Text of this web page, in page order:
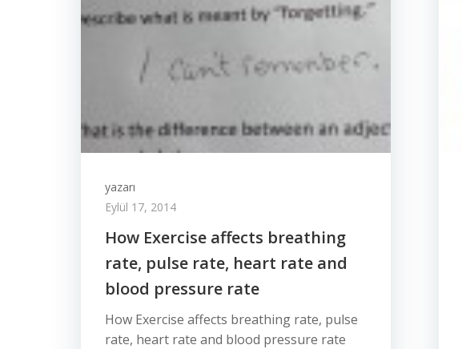
yazarı
Eylül 17, 2014
How Exercise affects breathing
rate, pulse rate, heart rate and
blood pressure rate
How Exercise affects breathing rate, pulse
rate, heart rate and blood pressure rate